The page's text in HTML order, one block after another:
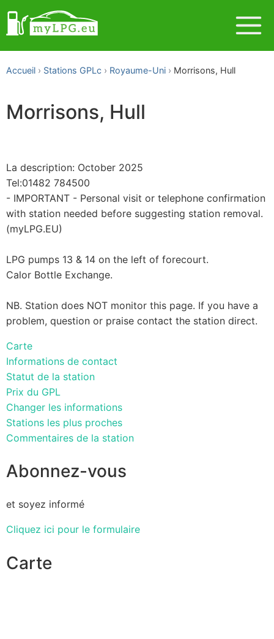
Accueil Stations GPLc Royaume-Uni Morrisons, Hull
Morrisons, Hull
La description: October 2025
Tel:01482 784500
- IMPORTANT - Personal visit or telephone confirmation
with station needed before suggesting station removal.
(myLPG.EU)
LPG pumps 13 & 14 on the left of forecourt.
Calor Bottle Exchange.
NB. Station does NOT monitor this page. If you have a
problem, question or praise contact the station direct.
Carte
Informations de contact
Statut de la station
Prix du GPL
Changer les informations
Stations les plus proches
Commentaires de la station
Abonnez-vous
et soyez informé
Cliquez ici pour le formulaire
Carte